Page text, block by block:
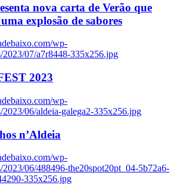
nova carta de Verão que
explosão de sabores
wp-
2023/07/a7r8448-335x256.jpg
2023
wp-
2023/06/aldeia-galega2-335x256.jpg
n’Aldeia
wp-
2023/06/488496-the20spot20pt_04-5b72a6-
335x256.jpg